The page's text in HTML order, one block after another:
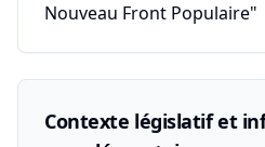
Nouveau Front Populaire"
Contexte législatif et